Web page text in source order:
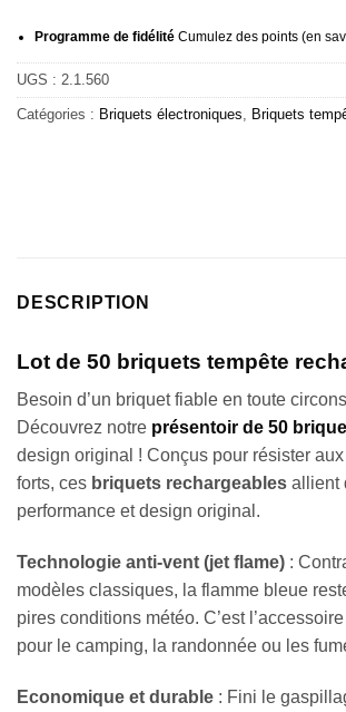
Programme de fidélitéCumulez des points (en
UGS : 2.1.560
Catégories : Briquets électroniques Briquets
DESCRIPTION
Lot de 50 briquets tempête
Besoin d’un briquet fiable en toute
Découvrez notre présentoir de 50
design original ! Conçus pour résister
forts, ces briquets rechargeables allient
performance et design original.
Technologie anti-vent (jet flame) :
modèles classiques, la flamme bleue
pires conditions météo. C’est
pour le camping, la randonnée ou les
Economique et durable : Fini le